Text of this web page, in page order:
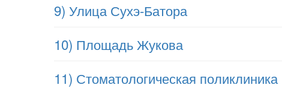
9) Улица Сухэ-Батора
10) Площадь Жукова
11) Стоматологическая поликлиника